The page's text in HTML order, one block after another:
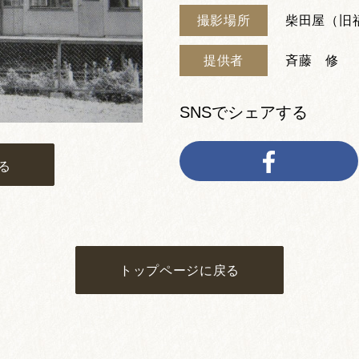
撮影場所 柴田屋（旧
提供者 斉藤 修
SNSでシェアする
トップページに戻る